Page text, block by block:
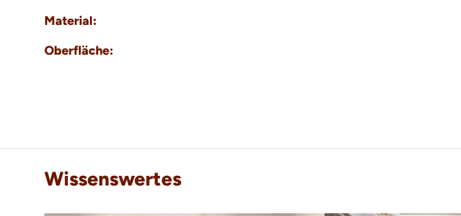
Material:
Oberfläche:
Wissenswertes